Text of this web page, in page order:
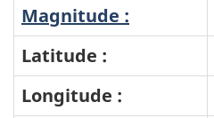
Magnitude :
Latitude :
Longitude :